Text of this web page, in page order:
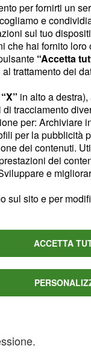
per
È
metà
le cose
di
per fornirti un
e
sul tuo
che hai fornito
“Accetta
trattamento dei
“X” in alto a
tracciamento
per:
per la
dei contenuti.
dei
e
sito e per
ACCETTA